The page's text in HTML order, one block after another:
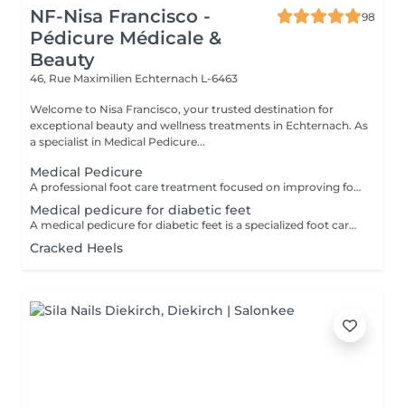
NF-Nisa Francisco -
Pédicure Médicale &
Beauty
98
46, Rue Maximilien Echternach L-6463
Welcome to Nisa Francisco, your trusted destination for
exceptional beauty and wellness treatments in Echternach. As
a specialist in Medical Pedicure...
Medical Pedicure
A professional foot care treatment focused on improving foot health and comfort. The treatment included the removal of calluses, corns, cracked skin and the care of problematic nails, helping to prevent foot issues and maintain healthy, well-groomed feet.
Medical pedicure for diabetic feet
A medical pedicure for diabetic feet is a specialized foot care treatment designed for people with diabetes, where the feet need extra attention because of higher risks.
Cracked Heels